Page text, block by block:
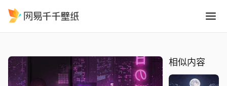
相似内容